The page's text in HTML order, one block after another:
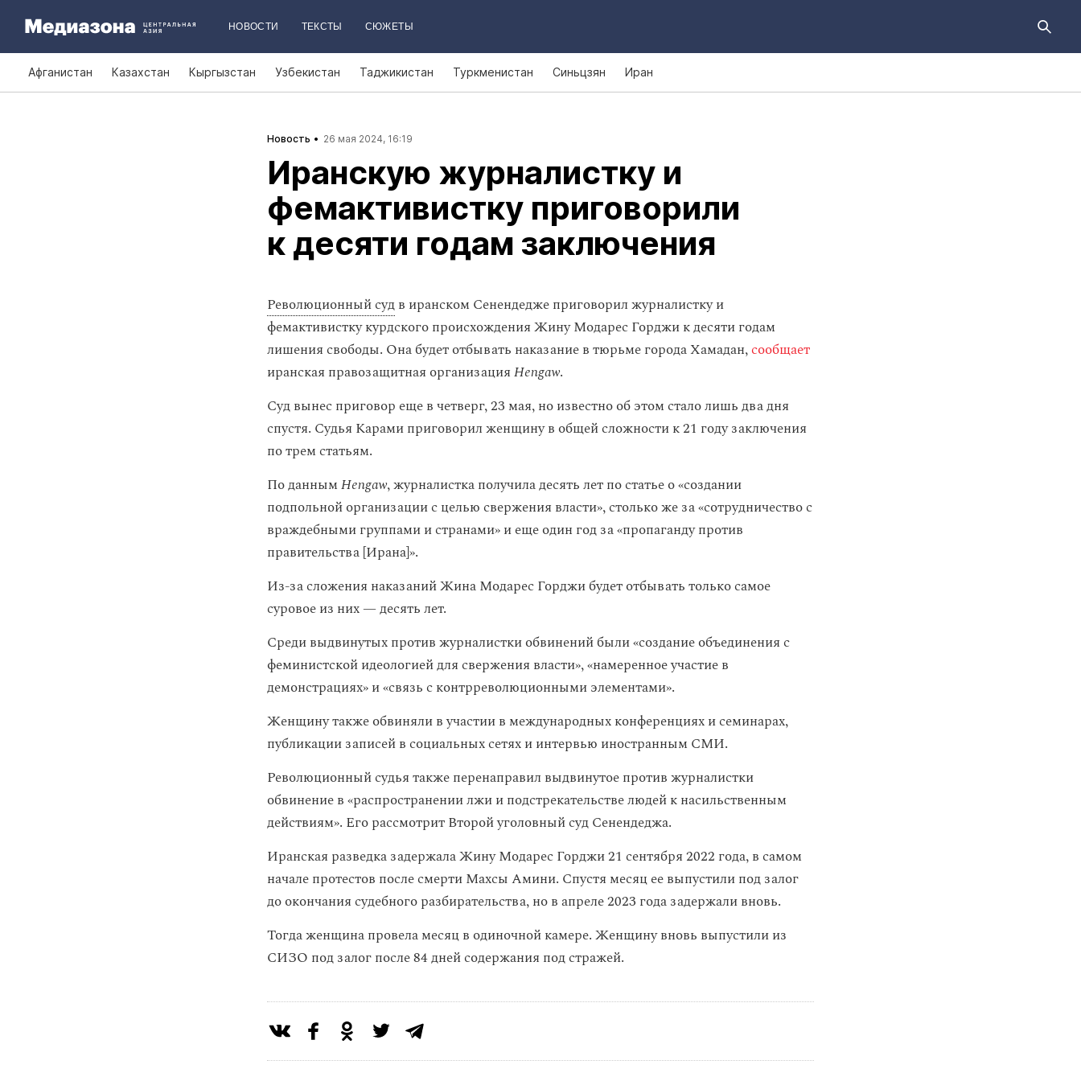
НОВОСТИ ТЕКСТЫ СЮЖЕТЫ
Афганистан Казахстан Кыргызстан Узбекистан Таджикистан Туркменистан Синьцзян Иран
Новость 26 мая 2024, 16:19
Иранскую журналистку и
фемактивистку приговорили
к десяти годам заключения
Революционный судв иранском Сенендедже приговорил журналистку и
фемактивистку курдского происхождения Жину Модарес Горджи к десяти годам
лишения свободы. Она будет отбывать наказание в тюрьме города Хамадан,сообщает
иранская правозащитная организацияHengaw.
Суд вынес приговор еще в четверг, 23 мая, но известно об этом стало лишь два дня
спустя. Судья Карами приговорил женщину в общей сложности к 21 году заключения
по трем статьям.
По даннымHengaw, журналистка получила десять лет по статье о «создании
подпольной организации с целью свержения власти», столько же за «сотрудничество с
враждебными группами и странами» и еще один год за «пропаганду против
правительства [Ирана]».
Из-за сложения наказаний Жина Модарес Горджи будет отбывать только самое
суровое из них — десять лет.
Среди выдвинутых против журналистки обвинений были «создание объединения с
феминистской идеологией для свержения власти», «намеренное участие в
демонстрациях» и «связь с контрреволюционными элементами».
Женщину также обвиняли в участии в международных конференциях и семинарах,
публикации записей в социальных сетях и интервью иностранным СМИ.
Революционный судья также перенаправил выдвинутое против журналистки
обвинение в «распространении лжи и подстрекательстве людей к насильственным
действиям». Его рассмотрит Второй уголовный суд Сенендеджа.
Иранская разведка задержала Жину Модарес Горджи 21 сентября 2022 года, в самом
начале протестов после смерти Махсы Амини. Спустя месяц ее выпустили под залог
до окончания судебного разбирательства, но в апреле 2023 года задержали вновь.
Тогда женщина провела месяц в одиночной камере. Женщину вновь выпустили из
СИЗО под залог после 84 дней содержания под стражей.